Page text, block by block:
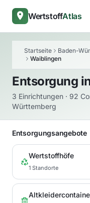
WertstoffAtlas
Startseite Baden-
Waiblingen
Entsorgung
3 Einrichtungen · 92
Württemberg
Entsorgungsangebote
Wertstoffhöfe
1 Standorte